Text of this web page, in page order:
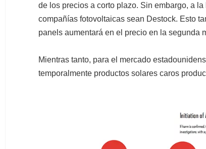
de los precios a corto plazo. Sin embargo, a
compañías fotovoltaicas sean Destock. Esto
panels aumentará en el precio en la segunda
Mientras tanto, para el mercado
temporalmente productos solares caros